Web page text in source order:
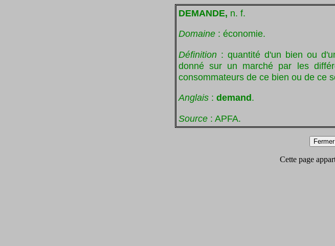
DEMANDE, n. f.
Domaine : économie.
Définition : quantité d'un bien ou
donné sur un marché par les
consommateurs de ce bien ou de ce
Anglais : demand.
Source : APFA.
Cette page